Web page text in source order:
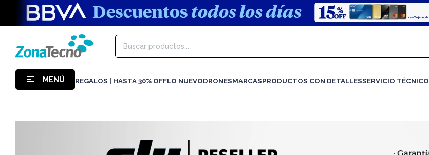
MENÚ REGALOS | HASTA 30% OFFLO NUEVODRONESMARCASPRODUCTOS CON DETALLESSERVICIO TÉCNICO